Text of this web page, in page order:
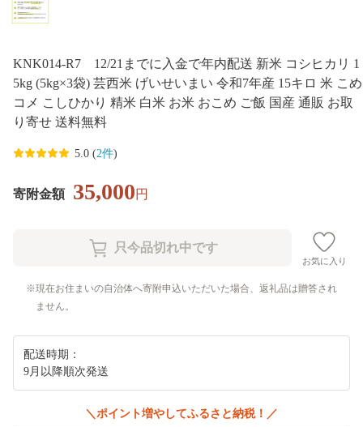
KNK014-R7 12/21までに入金で年内配送 新米 コシヒカリ 1
5kg (5kg×3袋) 芸西米 げいせいまい 令和7年産 15キロ 米 こめ
コメ こしひかり 精米 白米 お米 おこめ ご飯 国産 通販 お取
り寄せ 送料無料
5.0 (2件)
寄附金額 35,000円
お気に入り
現在お住まいの自治体へ寄附申込いただいた場合、返礼品は贈答され
ません。
配送時期：
9月以降順次発送
＼ポイント増やしてふるさと納税！／